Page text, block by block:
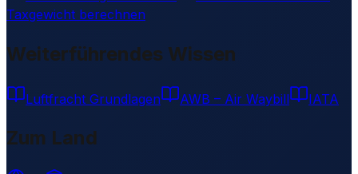
Taxgewicht berechnen
Weiterführendes Wissen
Luftfracht Grundlagen AWB – Air Waybill IATA
Zum Land